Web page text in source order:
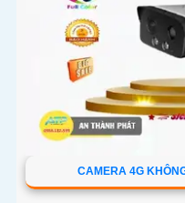
CAMERA 4G